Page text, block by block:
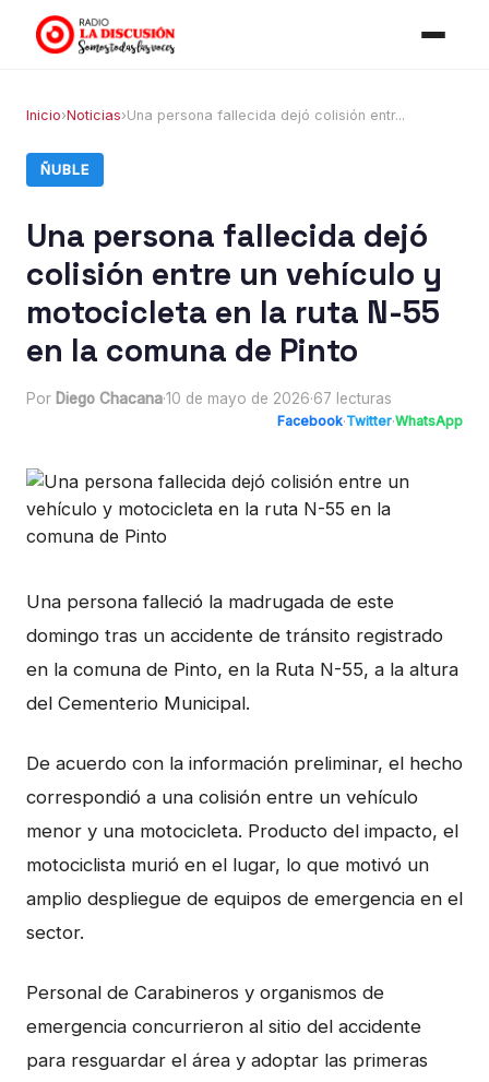
Inicio›Noticias›Una persona fallecida dejó colisión entr...
ÑUBLE
Una persona fallecida dejó
colisión entre un vehículo y
motocicleta en la ruta N-55
en la comuna de Pinto
Por Diego Chacana·10 de mayo de 2026·67 lecturas
Facebook·Twitter·WhatsApp
Una persona falleció la madrugada de este
domingo tras un accidente de tránsito registrado
en la comuna de Pinto, en la Ruta N-55, a la altura
del Cementerio Municipal.
De acuerdo con la información preliminar, el hecho
correspondió a una colisión entre un vehículo
menor y una motocicleta. Producto del impacto, el
motociclista murió en el lugar, lo que motivó un
amplio despliegue de equipos de emergencia en el
sector.
Personal de Carabineros y organismos de
emergencia concurrieron al sitio del accidente
para resguardar el área y adoptar las primeras